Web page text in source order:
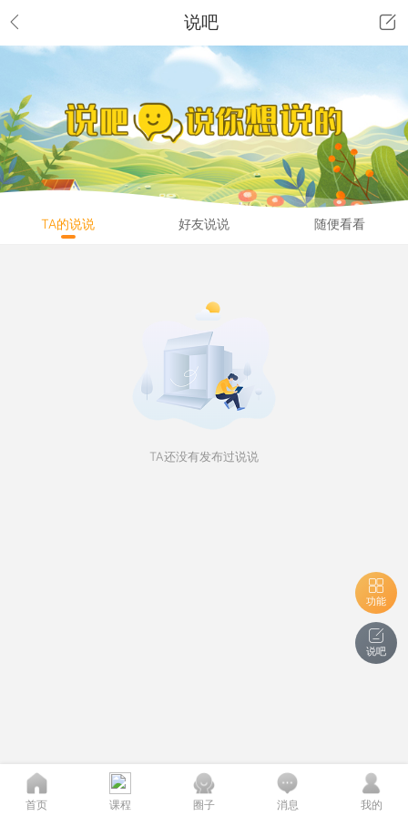
说吧
TA的说说 好友说说 随便看看
TA还没有发布过说说
功能
说吧
首页 课程 圈子 消息 我的